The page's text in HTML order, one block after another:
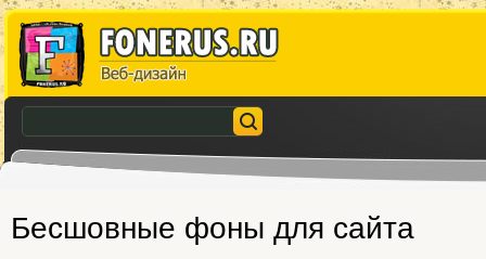
Бесшовные фоны для сайта